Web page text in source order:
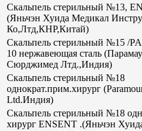
Скальпель стерильный №13,
(Яньчэн Хуида Медикал
Ко,Лтд,КНР,Китай)
Скальпель стерильный №15 /
10 нержавеющая сталь
Сюрджимед Лтд.,Индия)
Скальпель стерильный №18
однократ.прим.хирург
Ltd.Индия)
Скальпель стерильный №18
хирург ENSENT .(Яньчэн